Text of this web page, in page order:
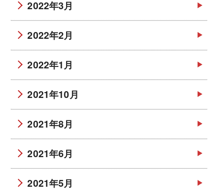
2022年3月
2022年2月
2022年1月
2021年10月
2021年8月
2021年6月
2021年5月